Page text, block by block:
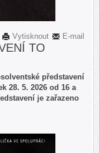
E-mail
Vytisknout
TO
představení
28. 5. 2026 od 16 a
je zařazeno